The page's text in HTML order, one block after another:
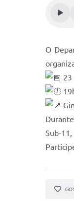
O
23
Sub-11,